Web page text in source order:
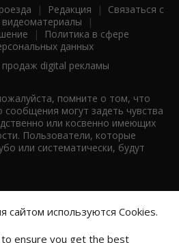
| Редакция | Связаться с
|
|
Политика в сфере
данных
digital рекламы
помните о том, что
могут задеть чувства
или косвенно имеющих
Пользователи, которые
или систематически, будут
сайтом используются Cookies.
ensure you get the best